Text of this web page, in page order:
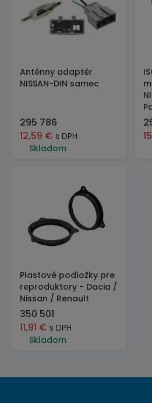
Anténny adaptér
NISSAN-DIN samec
295 786
12,59 € s DPH
Skladom
Plastové podložky pre
reproduktory - Dacia /
Nissan / Renault
350 501
11,91 € s DPH
Skladom